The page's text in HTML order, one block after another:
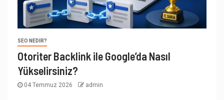
SEO NEDIR?
Otoriter Backlink ile Google’da Nasıl
Yükselirsiniz?
04 Temmuz 2026 admin